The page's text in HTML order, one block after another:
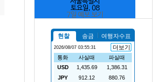
토요일, 08
7일 예보 보기